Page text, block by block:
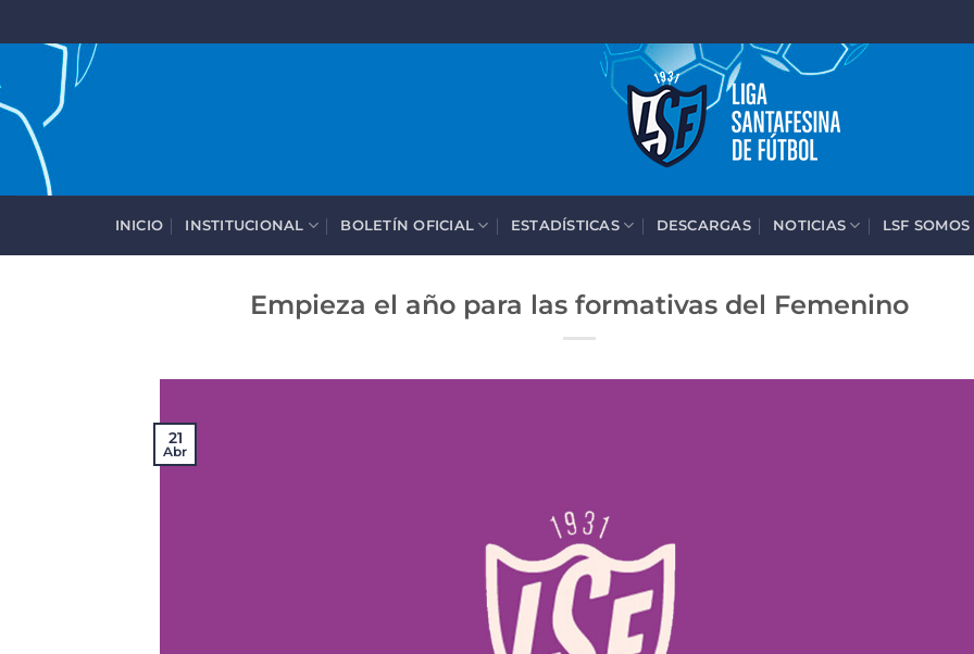
contenido
INICIO INSTITUCIONAL BOLETÍN OFICIAL ESTADÍSTICAS DESCARGAS NOTICIAS LSF
Empieza el año para las formativas del Femenino
21
Abr